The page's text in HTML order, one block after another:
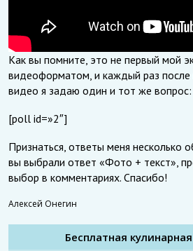
Как вы помните, это не первый мой
видеоформатом, и каждый раз после
видео я задаю один и тот же вопрос:
[poll id=»2″]
Признаться, ответы меня несколько
вы выбрали ответ «Фото + текст»,
выбор в комментариях. Спасибо!
Алексей Онегин
Бесплатная